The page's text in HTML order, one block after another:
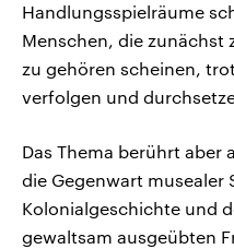
Handlungsspielräume
Menschen, die zunächst
zu gehören scheinen,
verfolgen und
Das Thema berührt aber
die Gegenwart musealer
Kolonialgeschichte und
gewaltsam ausgeübten